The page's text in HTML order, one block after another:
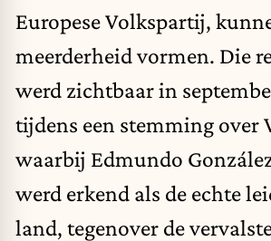
Europese Volkspartij,
meerderheid vormen. Die
werd zichtbaar in
tijdens een stemming over
waarbij Edmundo
werd erkend als de echte
land, tegenover de